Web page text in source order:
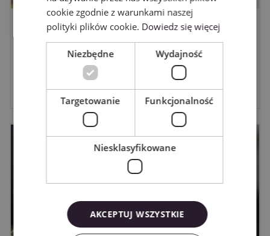
Wielkanocne projekty DIY z
ploterem Cricut - pomysły i
inspiracje z Cricut Design Space
cookie zgodnie z warunkami naszej
polityki plików cookie. Dowiedz się więcej
Niezbędne Wydajność
Targetowanie Funkcjonalność
Niesklasyfikowane
AKCEPTUJ WSZYSTKIE